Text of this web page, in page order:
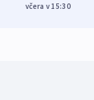
různých zemí
včera v 15:30